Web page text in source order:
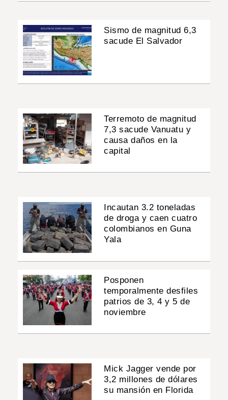
Sismo de magnitud 6,3
sacude El Salvador
Terremoto de magnitud
7,3 sacude Vanuatu y
causa daños en la
capital
Incautan 3.2 toneladas
de droga y caen cuatro
colombianos en Guna
Yala
Posponen
temporalmente desfiles
patrios de 3, 4 y 5 de
noviembre
Mick Jagger vende por
3,2 millones de dólares
su mansión en Florida